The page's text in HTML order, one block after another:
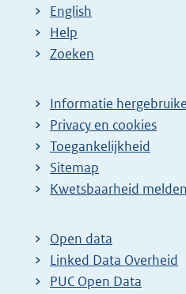
English
Help
Zoeken
Informatie
Privacy en cookies
Toegankelijkheid
Sitemap
E
t
e
r
Kwetsbaarheid melden
Open data
Linked Data Overheid
PUC Open Data